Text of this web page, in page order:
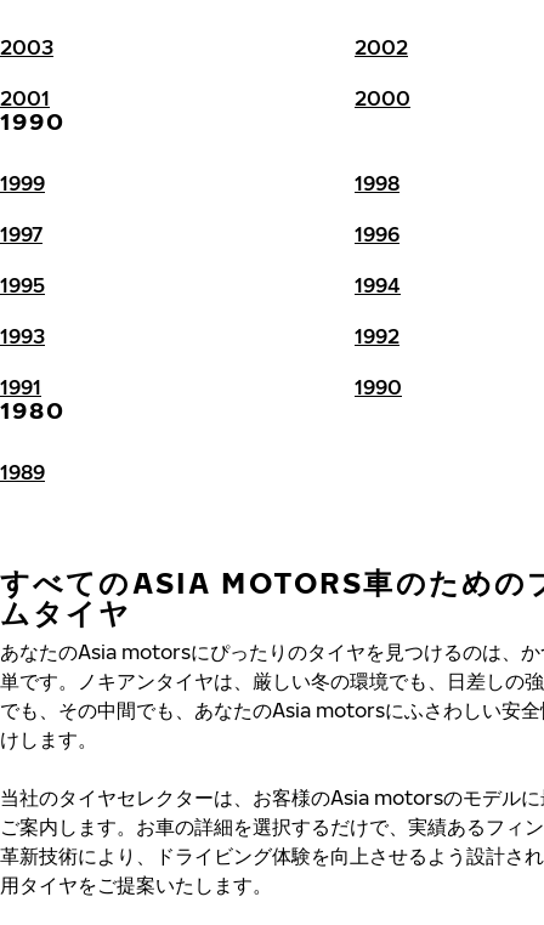
2003 2002
2001 2000
1990
1999 1998
1997 1996
1995 1994
1993 1992
1991 1990
1980
1989
すべてのASIA MOTORS車のための
ムタイヤ
あなたのAsia motorsにぴったりのタイヤを見つけるのは、
単です。ノキアンタイヤは、厳しい冬の環境でも、日差しの
でも、その中間でも、あなたのAsia motorsにふさわしい安
けします。
当社のタイヤセレクターは、お客様のAsia motorsのモデル
ご案内します。お車の詳細を選択するだけで、実績あるフィ
革新技術により、ドライビング体験を向上させるよう設計さ
用タイヤをご提案いたします。